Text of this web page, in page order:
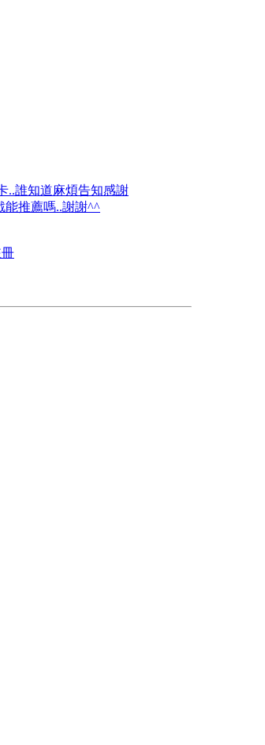
..誰知道麻煩告知感謝
能推薦嗎..謝謝^^